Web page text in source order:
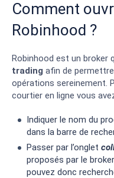
Comment
Robinhood ?
Robinhood est un broker
trading afin de
opérations sereinement.
courtier en ligne vous
Indiquer le nom du
dans la barre de
Passer par l’onglet
proposés par le
pouvez donc